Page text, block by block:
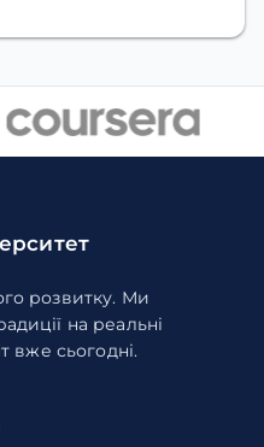
розвитку. Ми
на реальні
вже сьогодні.